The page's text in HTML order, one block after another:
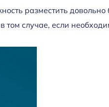
разместить
случае, если